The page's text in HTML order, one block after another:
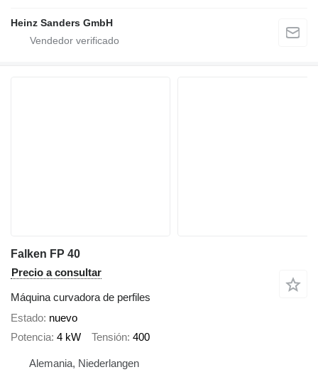
Heinz Sanders GmbH
Falken FP 40
Precio a consultar
Máquina curvadora de perfiles
Estado nuevo
Potencia 4 kW Tensión 400
Alemania, Niederlangen